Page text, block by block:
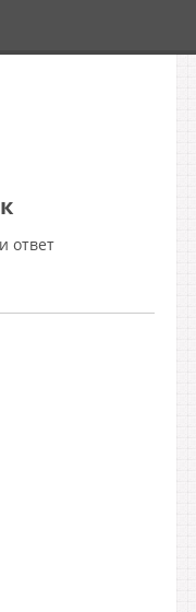
ответ